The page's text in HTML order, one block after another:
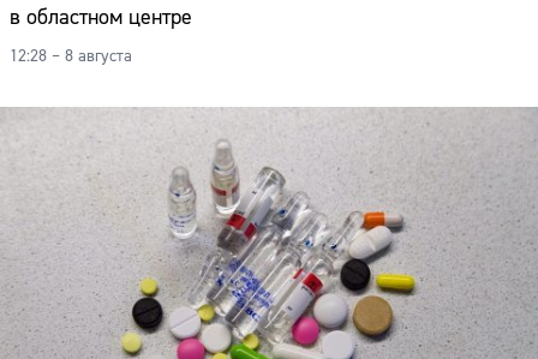
в областном центре
12:28 – 8 августа